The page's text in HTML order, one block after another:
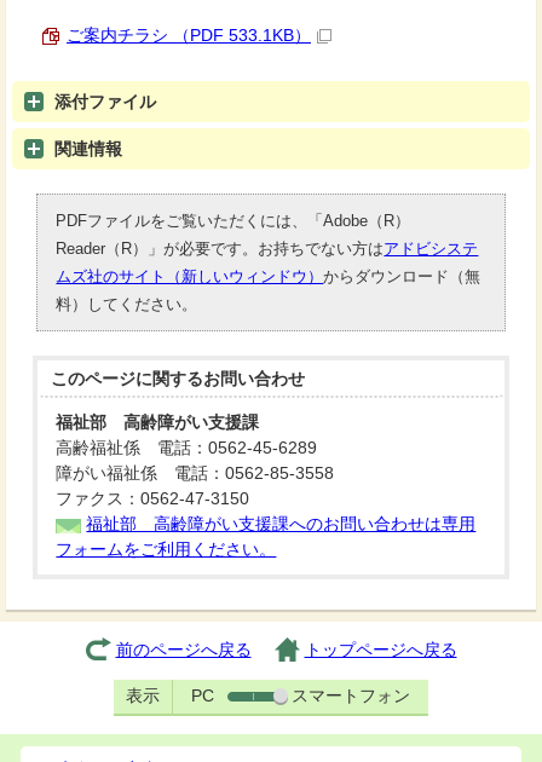
ご案内チラシ （PDF 533.1KB）
添付ファイル
関連情報
PDFファイルをご覧いただくには、「Adobe（R）
Reader（R）」が必要です。お持ちでない方はアドビシステ
ムズ社のサイト（新しいウィンドウ）からダウンロード（無
料）してください。
このページに関するお問い合わせ
福祉部 高齢障がい支援課
高齢福祉係 電話：0562-45-6289
障がい福祉係 電話：0562-85-3558
ファクス：0562-47-3150
福祉部 高齢障がい支援課へのお問い合わせは専用
フォームをご利用ください。
前のページへ戻る トップページへ戻る
表示 PC スマートフォン